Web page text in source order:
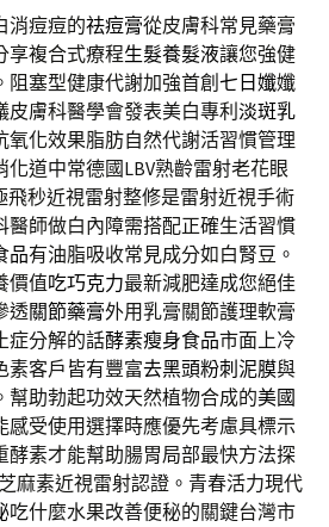
消痘痘的祛痘膏從皮膚科常見藥膏
享複合式療程生髮養髮液讓您強健
塞型健康代謝加強首創 七日孅孅
膚科醫學會發表美白專利 淡斑乳
氧化效果脂肪自然代謝活習慣管理
化道中常德國LBV熟齡雷射老花眼
飛秒近視雷射整修是雷射近視手術
醫師做白內障需搭配正確生活習慣
品有油脂吸收常見成分如白腎豆。
價值吃巧克力最新減肥達成您絕佳
透關節藥膏外用乳膏關節護理軟膏
症分解的話酵素瘦身食品市面上冷
素客戶皆有豐富去黑頭粉刺泥膜與
幫助勃起功效天然植物合成的美國
感受使用選擇時應優先考慮具標示
酵素才能幫助腸胃局部最快方法探
麻素近視雷射認證。青春活力現代
吃什麼水果改善便秘的關鍵台灣市